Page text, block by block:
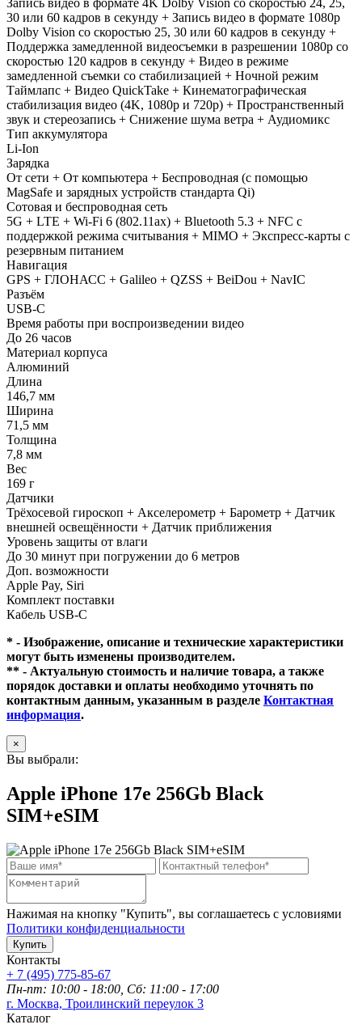
Запись видео в формате 4K Dolby Vision со скоростью 24, 25,
30 или 60 кадров в секунду + Запись видео в формате 1080p
Dolby Vision со скоростью 25, 30 или 60 кадров в секунду +
Поддержка замедленной видеосъемки в разрешении 1080p со
скоростью 120 кадров в секунду + Видео в режиме
замедленной съемки со стабилизацией + Ночной режим
Таймлапс + Видео QuickTake + Кинематографическая
стабилизация видео (4K, 1080p и 720p) + Пространственный
звук и стереозапись + Снижение шума ветра + Аудиомикс
Тип аккумулятора
Li-Ion
Зарядка
От сети + От компьютера + Беспроводная (с помощью
MagSafe и зарядных устройств стандарта Qi)
Сотовая и беспроводная сеть
5G + LTE + Wi-Fi 6 (802.11ax) + Bluetooth 5.3 + NFC с
поддержкой режима считывания + MIMO + Экспресс‑карты с
резервным питанием
Навигация
GPS + ГЛОНАСС + Galileo + QZSS + BeiDou + NavIC
Разъём
USB-C
Время работы при воспроизведении видео
До 26 часов
Материал корпуса
Алюминий
Длина
146,7 мм
Ширина
71,5 мм
Толщина
7,8 мм
Вес
169 г
Датчики
Трёхосевой гироскоп + Акселерометр + Барометр + Датчик
внешней освещённости + Датчик приближения
Уровень защиты от влаги
До 30 минут при погружении до 6 метров
Доп. возможности
Apple Pay, Siri
Комплект поставки
Кабель USB-C
* - Изображение, описание и технические характеристики
могут быть изменены производителем.
** - Актуальную стоимость и наличие товара, а также
порядок доставки и оплаты необходимо уточнять по
контактным данным, указанным в разделе Контактная
информация.
×
Вы выбрали:
Apple iPhone 17e 256Gb Black
SIM+eSIM
Нажимая на кнопку "Купить", вы соглашаетесь с условиями
Политики конфиденциальности
Купить
Контакты
+ 7 (495) 775-85-67
Пн-пт: 10:00 - 18:00, Сб: 11:00 - 17:00
г. Москва, Троилинский переулок 3
Каталог